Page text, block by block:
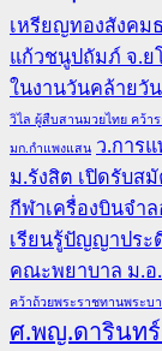
เหรียญทองสังคม
แก้วชนูปถัมภ์ จ.ย
ในงานวันคล้ายวั
วิไล ผู้สืบสานมวยไทย คว้า
มก.กำแพงแสน ว.การ
ม.รังสิต เปิดรับส
กีฬาเครื่องบินจำ
เรียนรู้ปัญญาประ
คณะพยาบาล ม.อ.
คว้าถ้วยพระราชทานพระบ
ศ.พญ.ดารินท